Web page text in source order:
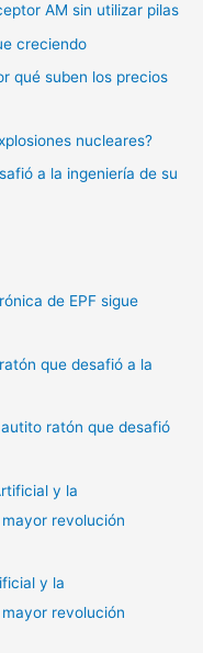
AM sin utilizar pilas
creciendo
qué suben los precios
nucleares?
a la ingeniería de su
de EPF sigue
que desafió a la
ratón que desafió
y la
revolución
y la
revolución